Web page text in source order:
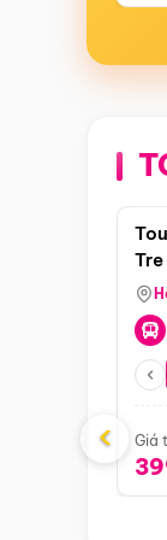
Giá
‹